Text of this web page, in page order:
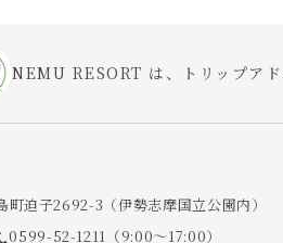
NEMU RESORT は、トリップ
町迫子2692-3 （伊勢志摩国立公園内）
0599-52-1211 （9:00～17:00）